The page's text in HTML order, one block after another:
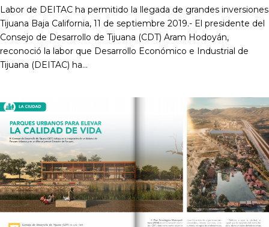
Labor de DEITAC ha permitido la llegada de grandes inversiones
Tijuana Baja California, 11 de septiembre 2019.- El presidente del
Consejo de Desarrollo de Tijuana (CDT) Aram Hodoyán,
reconoció la labor que Desarrollo Económico e Industrial de
Tijuana (DEITAC) ha...